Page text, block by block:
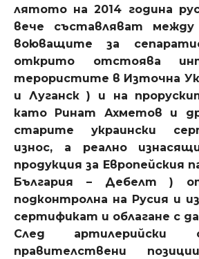
лятото на 2014 година
вече съставляват
воюващите за
открито отстоява
терористите в Източна
и Луганск ) и на
като Ринат Ахметов и
старите украински
износ, а реално
продукция за Европейския
България – Дебелт )
подконтролна на Русия и
сертификат и облагане с
След артилерийски
правителствени